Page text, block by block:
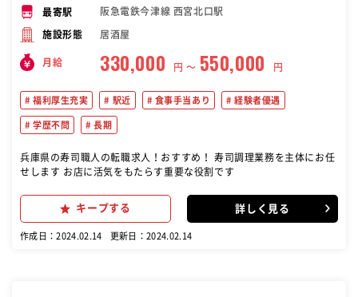
最寄駅 阪急電鉄今津線 西宮北口駅
施設形態 居酒屋
月給 330,000 円 〜 550,000 円
福利厚生充実 駅近 食事手当あり 経験者優遇
学歴不問 長期
兵庫県の寿司職人の転職求人！おすすめ！ 寿司調理業務を主体にお任
せします お店に活気をもたらす重要な役割です
キープする 詳しく見る
作成日：2024.02.14 更新日：2024.02.14